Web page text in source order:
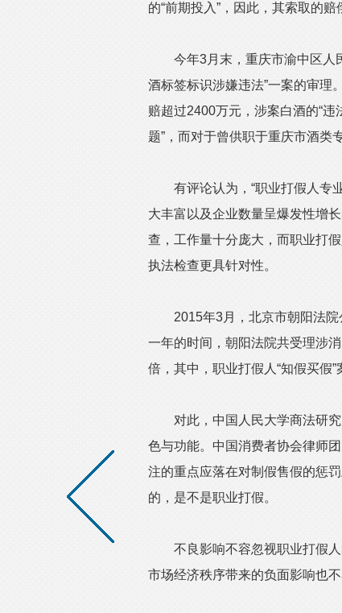
的“前期投入”，因此，其索取的赔
今年3月末，重庆市渝中区人民
酒标签标识涉嫌违法”一案的审理
赔超过2400万元，涉案白酒的“违
题”，而对于曾供职于重庆市酒类
有评论认为，“职业打假人专业
大丰富以及企业数量呈爆发性增
查，工作量十分庞大，而职业打
执法检查更具针对性。
2015年3月，北京市朝阳法院
一年的时间，朝阳法院共受理涉
倍，其中，职业打假人“知假买假”
对此，中国人民大学商法研究
色与功能。中国消费者协会律师
注的重点应落在对制假售假的惩
的，是不是职业打假。
不良影响不容忽视职业打假人
市场经济秩序带来的负面影响也不